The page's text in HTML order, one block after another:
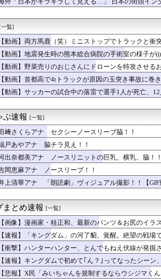
さいくせに！」ワイ「そのﾁﾝﾁﾝで毎回イッてんの誰
い男性にプレゼントを渡すのってなし？
スがどんなものなのか試したくなって、弟が寝てる間
えて上司のパソコンのコンセントを抜いたらこうな
の夏休み』、とんでもない発表をしてしまう！！！
権、エース級の財務官僚・一松旬氏を左遷「彼は協力
震の瞬間の手術室の防犯カメラ映像、公開される
ち巨乳女子2人組、とんでもない場所でナンパされて
得られないときめきってあるよな
ーチバレー選手「我々は純粋に競技をしてるので性
、iPadが微妙に値下げしてる感じですねぇ・・・
が現れまくり、通報頻発！災害支援にも悪影響が
コって
ブス巨乳ｗｗｗｗｗｗｗｗｗ （※画像あり）
ンドの尻はタマランわ
ザ三アイドル」
が流行っていた時代すごい。時代が違いすぎる」
キシコのインフルエンサー「今日は友達と配達員のア
】【画像】桜小路きな子ちゃんの尻【Liella!】
セクシーノースリーブ脇！！
のカーチェイスの末、捕まえてみたら…泥酔状態の
は感染症16.6%！喫煙・飲酒より多い衝撃の真実
っち論者で会話してると疲れる。ＡさんがＢに迷惑
なりつつある」ブルームバーグが突き付けた韓国金
の結婚が突然白紙に！？理由が高校時代の『アレ』
ゃね…？」世界が気付き始める Linuxの市場シェ
ガム食べた結果ｗｗｗｗｗｗｗｗｗｗｗｗｗｗｗｗ
[一覧]
【動画】両方馬鹿（笑）ミニストップでトラックと衝
【動画】地震発生時の熊本総合病院の手術室の様子が
【動画】野菜売りのおじさんにドローンを特攻させる
【動画】首都高で4tトラックが原因の玉突き事故に巻
【動画】サッカーの試合中の落雷で選手1人が死亡、12
ぷ速報 [一覧]
﨑さくらアナ セクシーノースリーブ脇！！
戸あやアナ 脇チラ見え！！
出奈都美アナ ノースリニットの巨乳、横乳、脇！！
岡恵麻アナ ノースリーブ！！
上清華アナ 「朗読劇」ヴィジュアル撮影！！【GIF
まとめ速報 [一覧]
【画像】漫画家・桂正和、最新のパンツ＆お尻のイ
【速報】「キングダム」の河了貂、覚醒。絶望の戦場
【衝撃】ハンターハンター、とんでもねえ伏線が発
【速報】キングダムで初めて｢ん？｣ってなったシー
【悲報】X民「みいちゃんを規制するならウシジマ